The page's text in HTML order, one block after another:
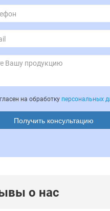
на обработку персональных
Получить консультацию
о нас